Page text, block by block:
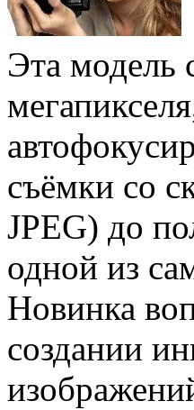
Эта модель
съёмки со
JPEG) до
одной из
Новинка
создании